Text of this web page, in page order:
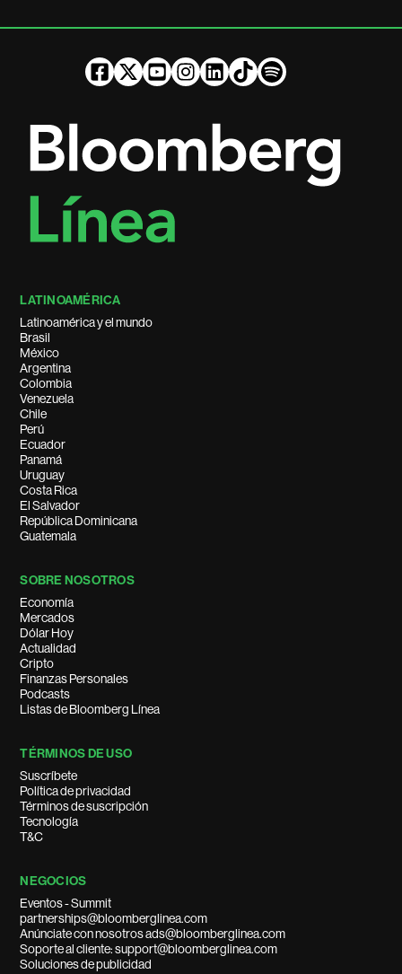
LATINOAMÉRICA
Latinoamérica y el mundo
Brasil
México
Argentina
Colombia
Venezuela
Chile
Perú
Ecuador
Panamá
Uruguay
Costa Rica
El Salvador
República Dominicana
Guatemala
SOBRE NOSOTROS
Economía
Mercados
Dólar Hoy
Actualidad
Cripto
Finanzas Personales
Podcasts
Listas de Bloomberg Línea
TÉRMINOS DE USO
Suscríbete
Política de privacidad
Términos de suscripción
Tecnología
T&C
NEGOCIOS
Eventos - Summit
partnerships@bloomberglinea.com
Anúnciate con nosotros ads@bloomberglinea.com
Soporte al cliente: support@bloomberglinea.com
Soluciones de publicidad